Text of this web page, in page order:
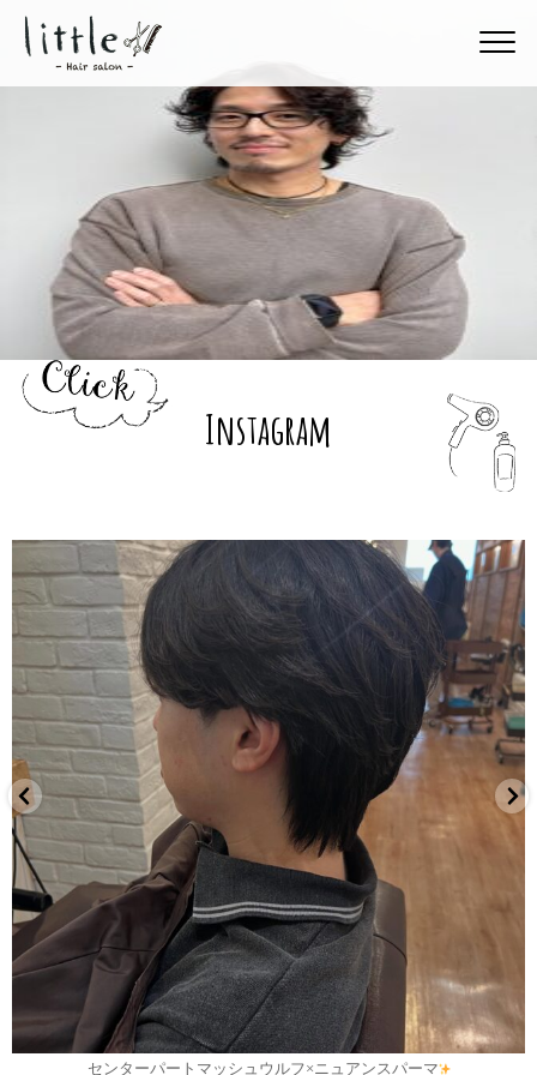
Instagram
7月 30
センターパートマッシュウルフ×ニュアンスパーマ